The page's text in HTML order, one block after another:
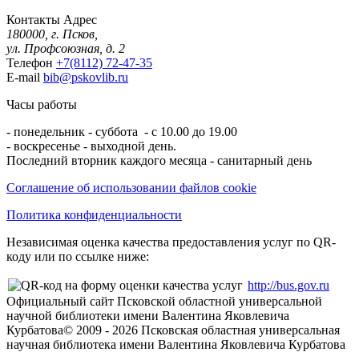
Контакты Адрес
180000, г. Псков,
ул. Профсоюзная, д. 2
Телефон +7(8112) 72-47-35
E-mail bib@pskovlib.ru
Часы работы
- понедельник - суббота - с 10.00 до 19.00
- воскресенье - выходной день.
Последний вторник каждого месяца - санитарный день
Соглашение об использовании файлов cookie
Политика конфиденциальности
Независимая оценка качества предоставления услуг по QR-
коду или по ссылке ниже:
http://bus.gov.ru
Официальный сайт Псковской областной универсальной
научной библиотеки имени Валентина Яковлевича
Курбатова© 2009 - 2026 Псковская областная универсальная
научная библиотека имени Валентина Яковлевича Курбатова